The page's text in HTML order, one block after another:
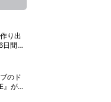
り出
間限
のド
』が6